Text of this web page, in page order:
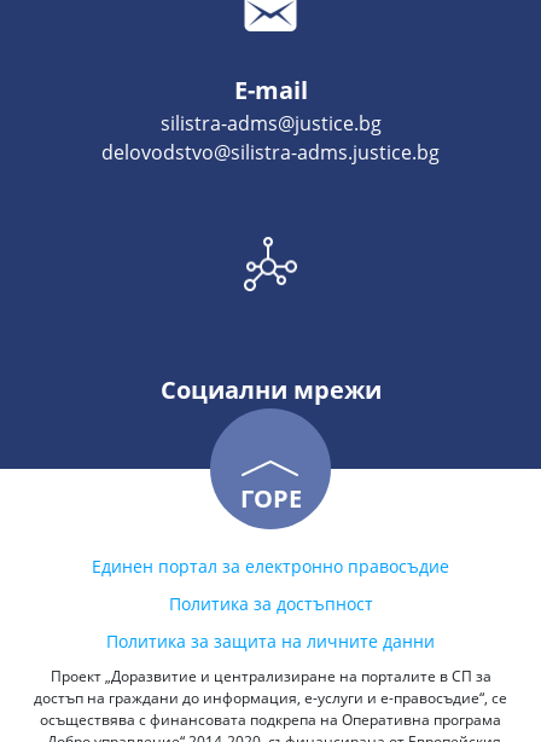
E-mail
silistra-adms@justice.bg
delovodstvo@silistra-adms.justice.bg
Социални мрежи
ГОРЕ
Единен портал за електронно правосъдие
Политика за достъпност
Политика за защита на личните данни
Проект „Доразвитие и централизиране на порталите в СП за
достъп на граждани до информация, е-услуги и е-правосъдие“, се
осъществява с финансовата подкрепа на Оперативна програма